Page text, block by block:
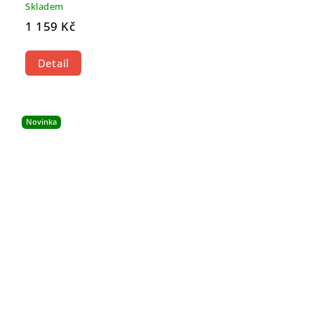
Skladem
1 159 Kč
Detail
Novinka